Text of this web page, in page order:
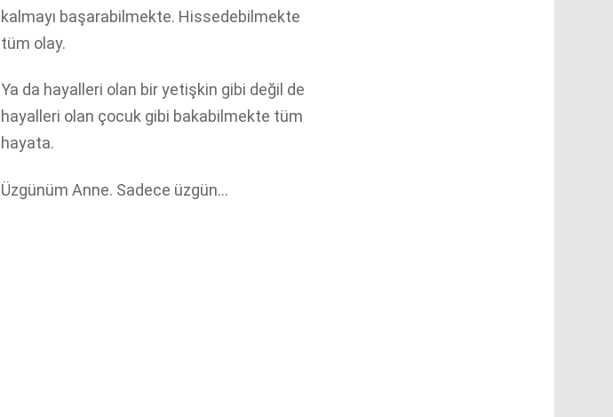
kalmayı başarabilmekte. Hissedebilmekte
tüm olay.
Ya da hayalleri olan bir yetişkin gibi değil de
hayalleri olan çocuk gibi bakabilmekte tüm
hayata.
Üzgünüm Anne. Sadece üzgün…